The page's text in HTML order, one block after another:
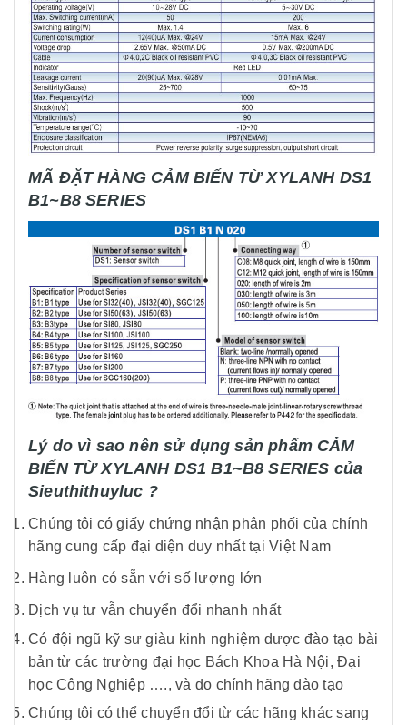
MÃ ĐẶT HÀNG CẢM BIẾN TỪ XYLANH DS1
B1~B8 SERIES
Lý do vì sao nên sử dụng sản phẩm CẢM
BIẾN TỪ XYLANH DS1 B1~B8 SERIES của
Sieuthithuyluc ?
Chúng tôi có giấy chứng nhận phân phối của chính
hãng cung cấp đại diện duy nhất tại Việt Nam
Hàng luôn có sẵn với số lượng lớn
Dịch vụ tư vẫn chuyển đổi nhanh nhất
Có đội ngũ kỹ sư giàu kinh nghiệm dược đào tạo bài
bản từ các trường đại học Bách Khoa Hà Nội, Đại
học Công Nghiệp …., và do chính hãng đào tạo
Chúng tôi có thể chuyển đổi từ các hãng khác sang